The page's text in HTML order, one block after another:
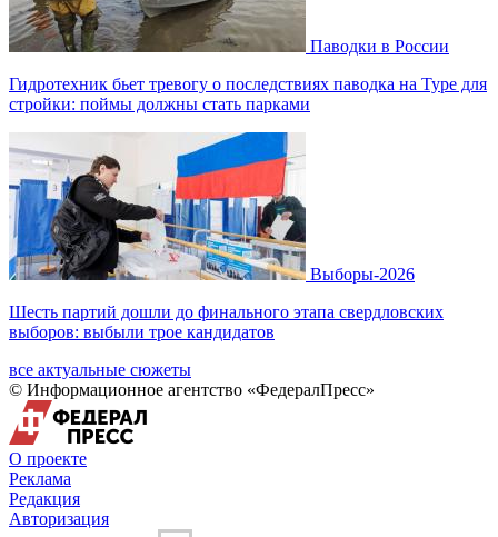
Паводки в России
Гидротехник бьет тревогу о последствиях паводка на Туре для
стройки: поймы должны стать парками
Выборы-2026
Шесть партий дошли до финального этапа свердловских
выборов: выбыли трое кандидатов
все актуальные сюжеты
© Информационное агентство «ФедералПресс»
О проекте
Реклама
Редакция
Авторизация